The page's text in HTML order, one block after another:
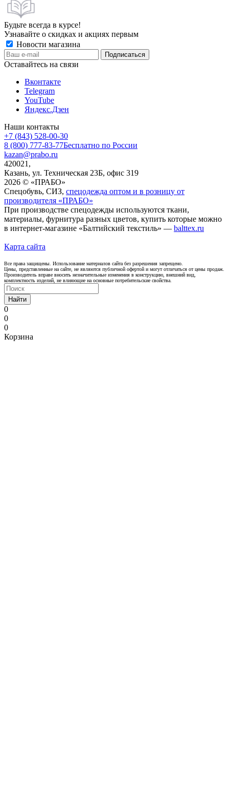
Будьте всегда в курсе!
Узнавайте о скидках и акциях первым
Новости магазина
Оставайтесь на связи
Вконтакте
Telegram
YouTube
Яндекс.Дзен
Наши контакты
+7 (843) 528-00-30
8 (800) 777-83-77Бесплатно по России
kazan@prabo.ru
420021,
Казань, ул. Техническая 23Б, офис 319
2026 © «ПРАБО»
Спецобувь, СИЗ, спецодежда оптом и в розницу от
производителя «ПРАБО»
При производстве спецодежды используются ткани,
материалы, фурнитура разных цветов, купить которые можно
в интернет-магазине «Балтийский текстиль» — balttex.ru
Карта сайта
Все права защищены. Использование материалов сайта без разрешения запрещено.
Цены, представленные на сайте, не являются публичной офертой и могут отличаться от цены продаж.
Производитель вправе вносить незначительные изменения в конструкцию, внешний вид,
комплектность изделий, не влияющие на основные потребительские свойства.
Найти
0
0
0
Корзина